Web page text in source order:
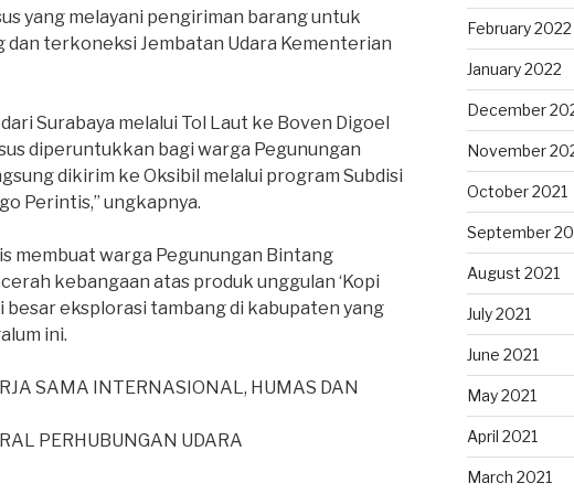
yang melayani pengiriman barang untuk
dan terkoneksi Jembatan Udara Kementerian
Surabaya melalui Tol Laut ke Boven Digoel
diperuntukkan bagi warga Pegunungan
dikirim ke Oksibil melalui program Subdisi
Perintis,” ungkapnya.
membuat warga Pegunungan Bintang
kebangaan atas produk unggulan ‘Kopi
besar eksplorasi tambang di kabupaten yang
ini.
SAMA INTERNASIONAL, HUMAS DAN
PERHUBUNGAN UDARA
February 2022
January 2022
December
November
October 2021
September
August 2021
July 2021
June 2021
May 2021
April 2021
March 2021